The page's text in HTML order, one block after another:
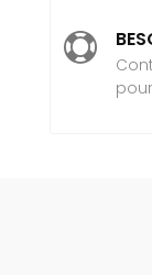
